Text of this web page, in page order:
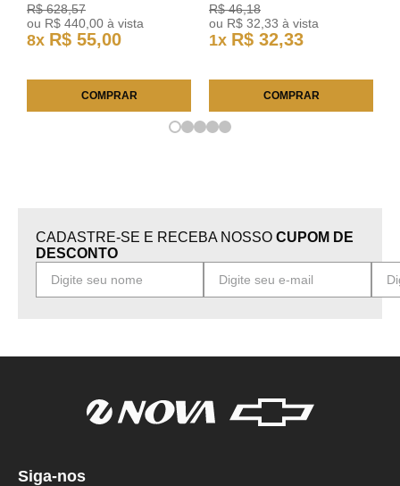
R$ 628,57
ou R$ 440 00 à vista
8x R$ 55,00
COMPRAR
R$ 46,18
ou R$ 32 33 à vista
1x R$ 32,33
COMPRAR
CADASTRE-SE E RECEBA NOSSO CUPOM DE
DESCONTO
Siga-nos